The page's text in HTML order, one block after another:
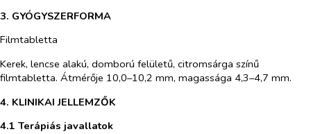
3. GYÓGYSZERFORMA
Filmtabletta
Kerek, lencse alakú, domború felületű, citromsárga színű
filmtabletta. Átmérője 10,0–10,2 mm, magassága 4,3–4,7 mm.
4. KLINIKAI JELLEMZŐK
4.1 Terápiás javallatok